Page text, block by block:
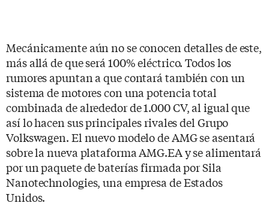
Mecánicamente aún no se conocen detalles de este,
más allá de que será 100% eléctrico. Todos los
rumores apuntan a que contará también con un
sistema de motores con una potencia total
combinada de alrededor de 1.000 CV, al igual que
así lo hacen sus principales rivales del Grupo
Volkswagen. El nuevo modelo de AMG se asentará
sobre la nueva plataforma AMG.EA y se alimentará
por un paquete de baterías firmada por Sila
Nanotechnologies, una empresa de Estados
Unidos.